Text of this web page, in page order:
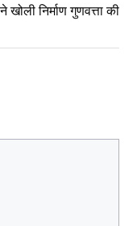
निर्माण गुणवत्ता की